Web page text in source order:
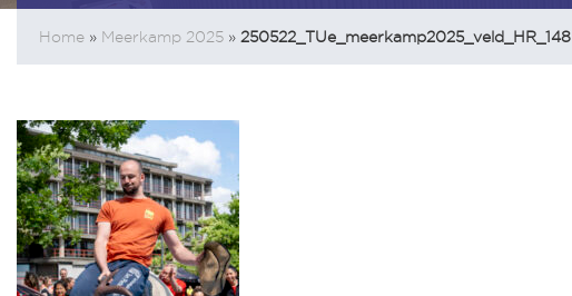
Home » Meerkamp 2025 » 250522_TUe_meerkamp2025_veld_HR_148